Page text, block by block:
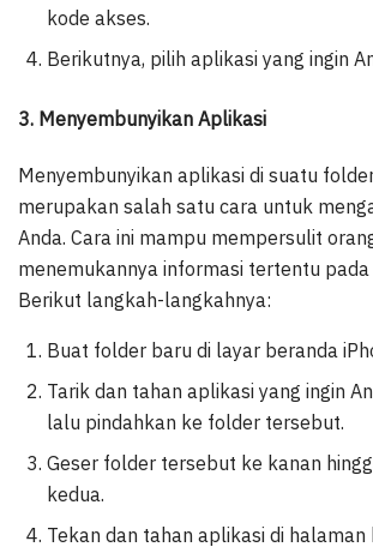
kode akses.
Berikutnya, pilih aplikasi yang ingin
3. Menyembunyikan Aplikasi
Menyembunyikan aplikasi di suatu
merupakan salah satu cara untuk
Anda. Cara ini mampu mempersulit
menemukannya informasi tertentu
Berikut langkah-langkahnya:
Buat folder baru di layar beranda
Tarik dan tahan aplikasi yang ingin
lalu pindahkan ke folder tersebut.
Geser folder tersebut ke kanan
kedua.
Tekan dan tahan aplikasi di